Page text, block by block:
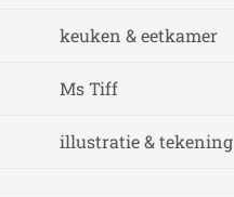
keuken & eetkamer
Ms Tiff
illustratie & tekening